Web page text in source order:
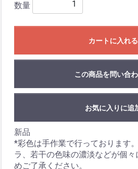
数量
カートに入れる
この商品を問い合
お気に入りに追
新品
*彩色は手作業で行っております
ラ、若干の色味の濃淡などが個
めご了承ください。